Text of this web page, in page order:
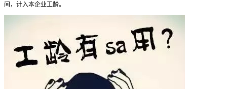
间，计入本企业工龄。